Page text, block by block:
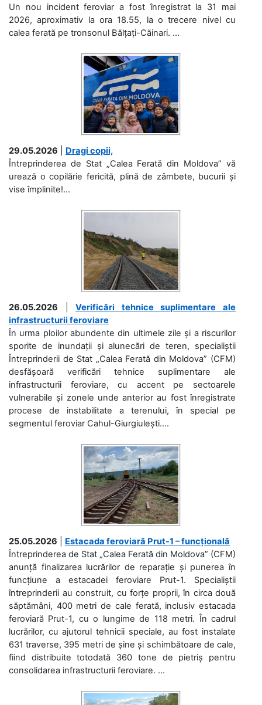
Un nou incident feroviar a fost înregistrat la 31 mai
2026, aproximativ la ora 18.55, la o trecere nivel cu
calea ferată pe tronsonul Bălțați-Căinari. ...
29.05.2026
Dragi copii,
Întreprinderea de Stat „Calea Ferată din Moldova” vă
urează o copilărie fericită, plină de zâmbete, bucurii și
vise împlinite!...
26.05.2026 |Verificări tehnice suplimentare ale
infrastructurii feroviare
În urma ploilor abundente din ultimele zile și a riscurilor
sporite de inundații și alunecări de teren, specialiștii
Întreprinderii de Stat „Calea Ferată din Moldova” (CFM)
desfășoară verificări tehnice suplimentare ale
infrastructurii feroviare, cu accent pe sectoarele
vulnerabile și zonele unde anterior au fost înregistrate
procese de instabilitate a terenului, în special pe
segmentul feroviar Cahul-Giurgiulești....
25.05.2026
Estacada feroviară Prut-1 – funcțională
Întreprinderea de Stat „Calea Ferată din Moldova” (CFM)
anunță finalizarea lucrărilor de reparație și punerea în
funcțiune a estacadei feroviare Prut-1. Specialiștii
întreprinderii au construit, cu forțe proprii, în circa două
săptămâni, 400 metri de cale ferată, inclusiv estacada
feroviară Prut-1, cu o lungime de 118 metri. În cadrul
lucrărilor, cu ajutorul tehnicii speciale, au fost instalate
631 traverse, 395 metri de șine și schimbătoare de cale,
fiind distribuite totodată 360 tone de pietriș pentru
consolidarea infrastructurii feroviare. ...